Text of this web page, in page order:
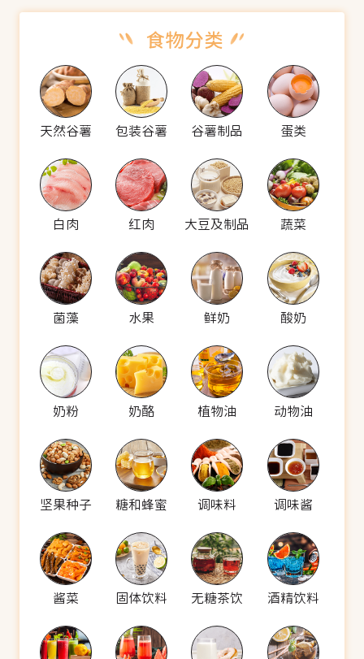
天然谷薯 包装谷薯 谷薯制品 蛋类
白肉 红肉 大豆及制品 蔬菜
菌藻 水果 鲜奶 酸奶
奶粉 奶酪 植物油 动物油
坚果种子 糖和蜂蜜 调味料 调味酱
酱菜 固体饮料 无糖茶饮 酒精饮料